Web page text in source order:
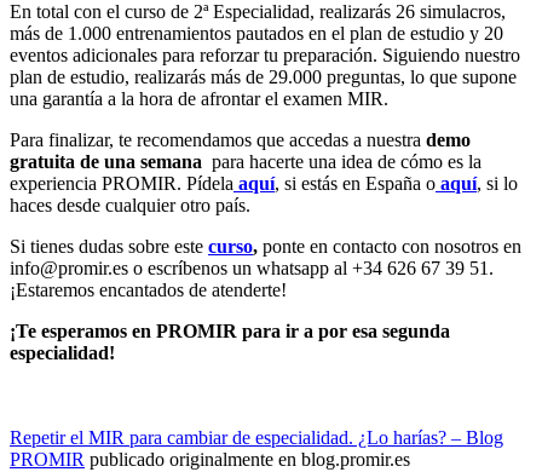
En total con el curso de 2ª Especialidad, realizarás 26 simulacros,
más de 1.000 entrenamientos pautados en el plan de estudio y 20
eventos adicionales para reforzar tu preparación. Siguiendo nuestro
plan de estudio, realizarás más de 29.000 preguntas, lo que supone
una garantía a la hora de afrontar el examen MIR.
Para finalizar, te recomendamos que accedas a nuestra demo
gratuita de una semana para hacerte una idea de cómo es la
experiencia PROMIR. Pídela aquí, si estás en España o aquí, si lo
haces desde cualquier otro país.
Si tienes dudas sobre este curso, ponte en contacto con nosotros en
info@promir.es o escríbenos un whatsapp al +34 626 67 39 51.
¡Estaremos encantados de atenderte!
¡Te esperamos en PROMIR para ir a por esa segunda
especialidad!
Repetir el MIR para cambiar de especialidad. ¿Lo harías? – Blog
PROMIR publicado originalmente en blog.promir.es